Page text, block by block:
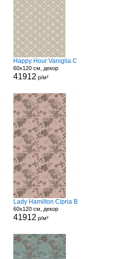
Happy Hour Vaniglia C
60x120 см, декор
41912 р/м²
Lady Hamilton Cipria B
60x120 см, декор
41912 р/м²